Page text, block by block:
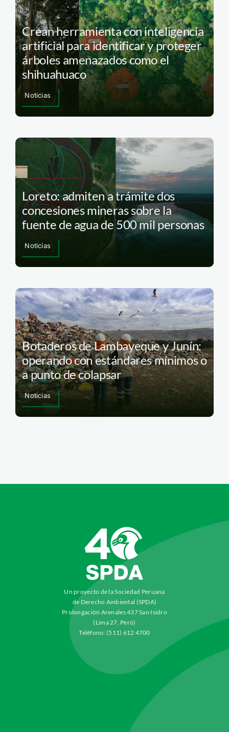
Crean herramienta con inteligencia
artificial para identificar y proteger
árboles amenazados como el
shihuahuaco
Noticias
Loreto: admiten a trámite dos
concesiones mineras sobre la
fuente de agua de 500 mil personas
Noticias
Botaderos de Lambayeque y Junín:
operando con estándares mínimos o
a punto de colapsar
Noticias
Un proyecto de la Sociedad Peruana
de Derecho Ambiental (SPDA)
Prolongación Arenales 437 San Isidro
(Lima 27, Perú)
Teléfono: (511) 612 4700